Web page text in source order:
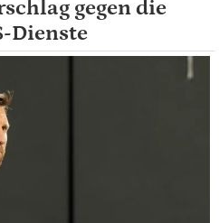
gegen die
Dienste